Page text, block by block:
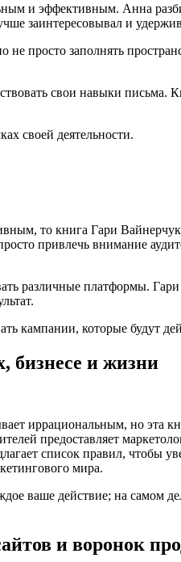
и эффективным. Анна
заинтересовывал и
просто заполнять
свои навыки
своей деятельности.
то книга Гари
привлечь внимание
различные платформы.
кампании, которые будут
бизнесе и жизни
иррациональным, но эта
предоставляет
список правил, чтобы
мира.
ваше действие; на самом
и воронок